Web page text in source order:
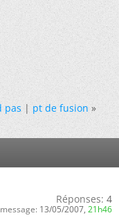
pas|pt de fusion »
Réponses: 4
13/05/2007, 21h46